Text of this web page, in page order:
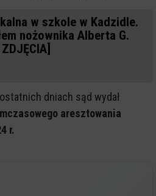
w szkole w Kadzidle.
nożownika Alberta G.
ZDJĘCIA]
dniach sąd wydał
aresztowania
r.